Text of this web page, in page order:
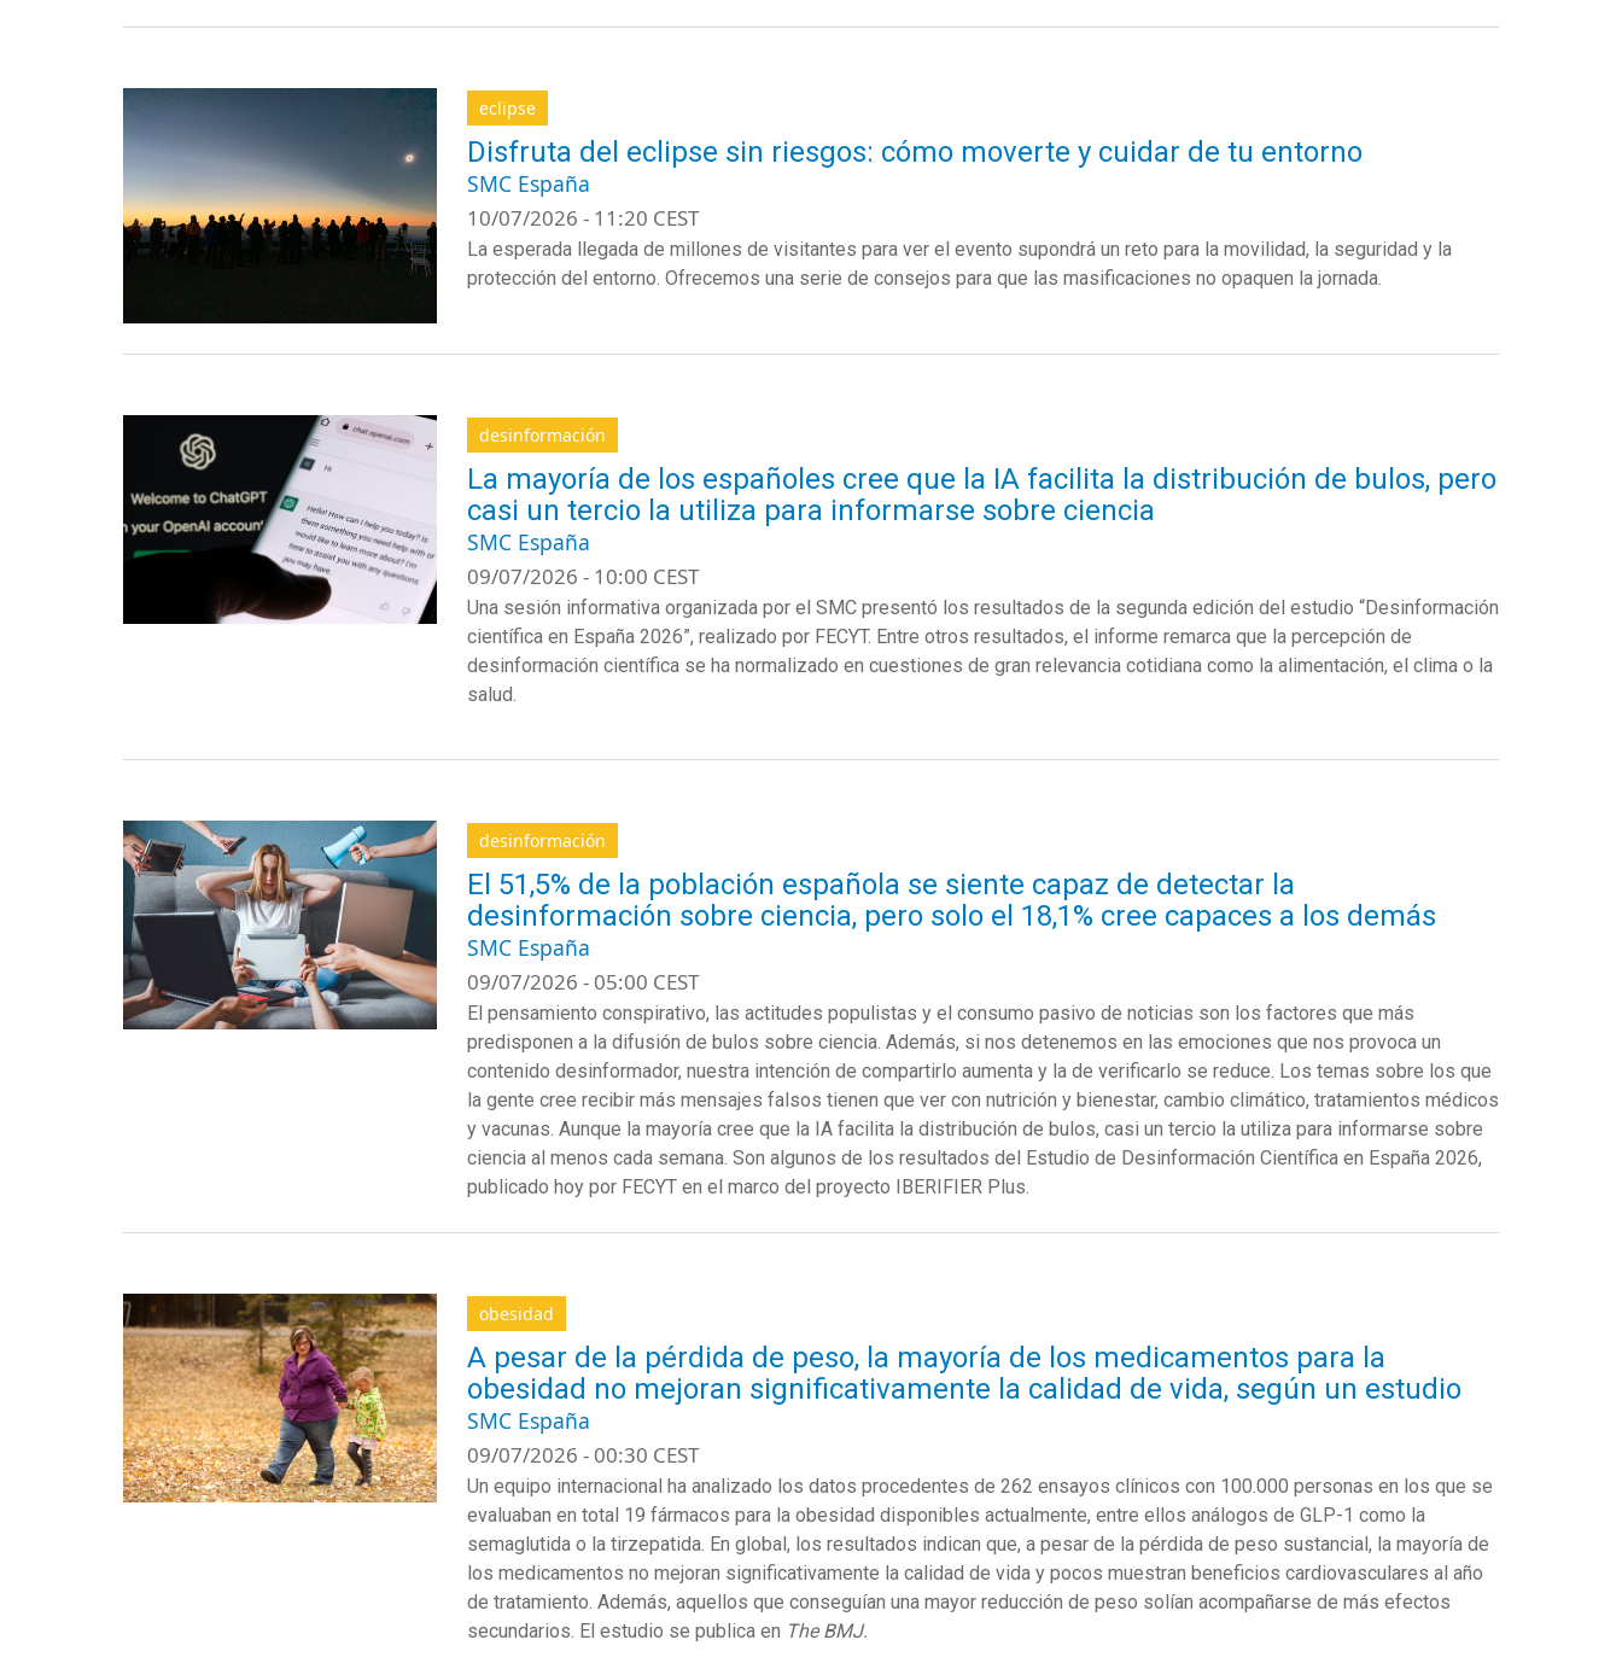
eclipse
Disfruta del eclipse sin riesgos: cómo moverte y cuidar de tu entorno
SMC España
10/07/2026 - 11:20 CEST
La esperada llegada de millones de visitantes para ver el evento supondrá un reto para la movilidad, la seguridad y la
protección del entorno. Ofrecemos una serie de consejos para que las masificaciones no opaquen la jornada.
desinformación
La mayoría de los españoles cree que la IA facilita la distribución de bulos, pero
casi un tercio la utiliza para informarse sobre ciencia
SMC España
09/07/2026 - 10:00 CEST
Una sesión informativa organizada por el SMC presentó los resultados de la segunda edición del estudio “Desinformación
científica en España 2026”, realizado por FECYT. Entre otros resultados, el informe remarca que la percepción de
desinformación científica se ha normalizado en cuestiones de gran relevancia cotidiana como la alimentación, el clima o la
salud.
desinformación
El 51,5% de la población española se siente capaz de detectar la
desinformación sobre ciencia, pero solo el 18,1% cree capaces a los demás
SMC España
09/07/2026 - 05:00 CEST
El pensamiento conspirativo, las actitudes populistas y el consumo pasivo de noticias son los factores que más
predisponen a la difusión de bulos sobre ciencia. Además, si nos detenemos en las emociones que nos provoca un
contenido desinformador, nuestra intención de compartirlo aumenta y la de verificarlo se reduce. Los temas sobre los que
la gente cree recibir más mensajes falsos tienen que ver con nutrición y bienestar, cambio climático, tratamientos médicos
y vacunas. Aunque la mayoría cree que la IA facilita la distribución de bulos, casi un tercio la utiliza para informarse sobre
ciencia al menos cada semana. Son algunos de los resultados del Estudio de Desinformación Científica en España 2026,
publicado hoy por FECYT en el marco del proyecto IBERIFIER Plus.
obesidad
A pesar de la pérdida de peso, la mayoría de los medicamentos para la
obesidad no mejoran significativamente la calidad de vida, según un estudio
SMC España
09/07/2026 - 00:30 CEST
Un equipo internacional ha analizado los datos procedentes de 262 ensayos clínicos con 100.000 personas en los que se
evaluaban en total 19 fármacos para la obesidad disponibles actualmente, entre ellos análogos de GLP-1 como la
semaglutida o la tirzepatida. En global, los resultados indican que, a pesar de la pérdida de peso sustancial, la mayoría de
los medicamentos no mejoran significativamente la calidad de vida y pocos muestran beneficios cardiovasculares al año
de tratamiento. Además, aquellos que conseguían una mayor reducción de peso solían acompañarse de más efectos
secundarios. El estudio se publica en The BMJ.